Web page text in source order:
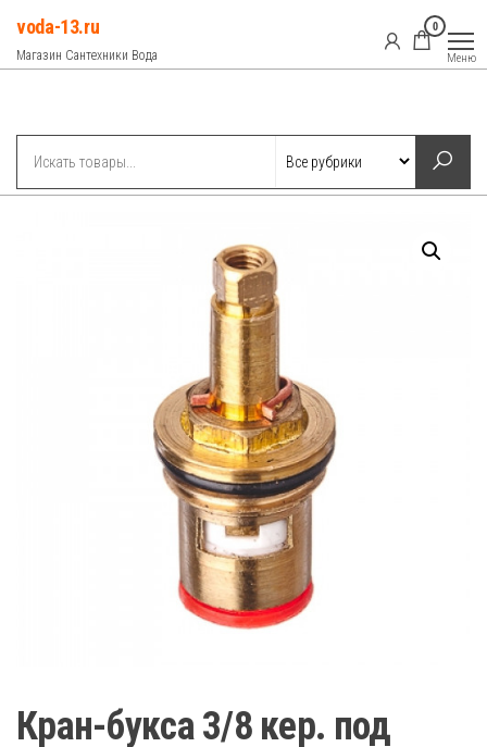
Перейти
содержимому
voda-13.ru
Магазин Сантехники Вода
0
Меню
Кран-букса 3/8 кер. под